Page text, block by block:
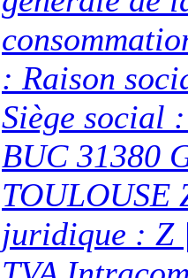
: Raison
Siège social
BUC 31380
TOULOUSE
juridique : Z